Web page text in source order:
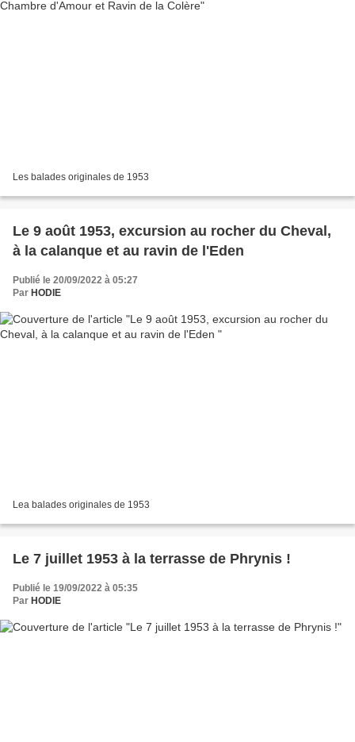
Les balades originales de 1953
Le 9 août 1953, excursion au rocher du Cheval,
à la calanque et au ravin de l'Eden
Publié le 20/09/2022 à 05:27
Par HODIE
Lea balades originales de 1953
Le 7 juillet 1953 à la terrasse de Phrynis !
Publié le 19/09/2022 à 05:35
Par HODIE